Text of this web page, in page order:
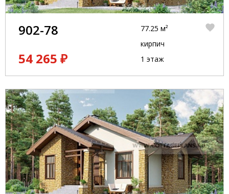
902-78
54 265 ₽
77.25 м²
кирпич
1 этаж